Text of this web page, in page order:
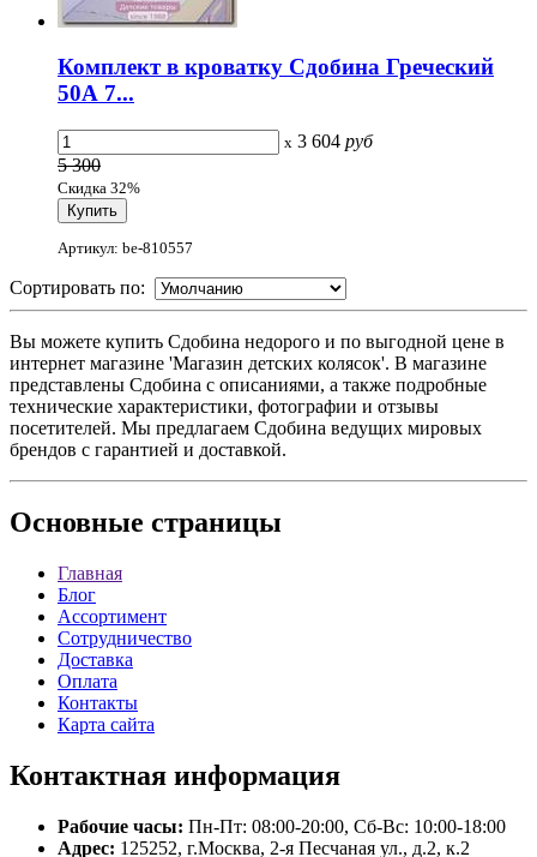
Комплект в кроватку Сдобина Греческий
50А 7...
x 3 604 руб
5 300
Скидка 32%
Артикул: be-810557
Сортировать по:
Вы можете купить Сдобина недорого и по выгодной цене в
интернет магазине 'Магазин детских колясок'. В магазине
представлены Сдобина с описаниями, а также подробные
технические характеристики, фотографии и отзывы
посетителей. Мы предлагаем Сдобина ведущих мировых
брендов с гарантией и доставкой.
Основные страницы
Главная
Блог
Ассортимент
Сотрудничество
Доставка
Оплата
Контакты
Карта сайта
Контактная информация
Рабочие часы: Пн-Пт: 08:00-20:00, Сб-Вс: 10:00-18:00
Адрес: 125252, г.Москва, 2-я Песчаная ул., д.2, к.2